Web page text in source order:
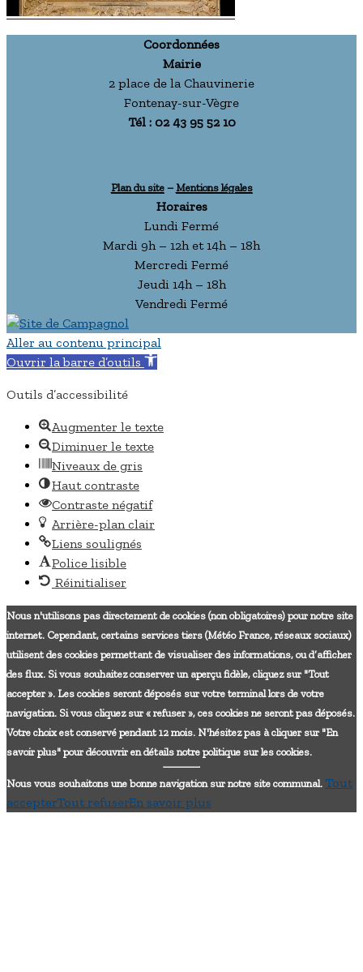
Coordonnées
Mairie
2 place de la Chauvinerie
Fontenay-sur-Vègre
Tél : 02 43 95 52 10
Plan du site– Mentions légales
Horaires
Lundi Fermé
Mardi 9h – 12h et 14h – 18h
Mercredi Fermé
Jeudi 14h – 18h
Vendredi Fermé
Aller au contenu principal
Ouvrir la barre d’outils
Outils d’accessibilité
Augmenter le texte
Diminuer le texte
Niveaux de gris
Haut contraste
Contraste négatif
Arrière-plan clair
Liens soulignés
Police lisible
Réinitialiser
Nous n'utilisons pas directement de cookies (non obligatoires) pour notre site
internet. Cependant, certains services tiers (Météo France, réseaux sociaux)
utilisent des cookies permettant de visualiser des informations, ou d’afficher
des flux. Si vous souhaitez conserver un aperçu fidèle, cliquez sur "Tout
accepter ». Les cookies seront déposés sur votre terminal lors de votre
navigation. Si vous cliquez sur « refuser », ces cookies ne seront pas déposés.
Votre choix est conservé pendant 12 mois. N'hésitez pas à cliquer sur "En
savoir plus" pour découvrir en détails notre politique sur les cookies.
Nous vous souhaitons une bonne navigation sur notre site communal. Tout
accepterTout refuserEn savoir plus